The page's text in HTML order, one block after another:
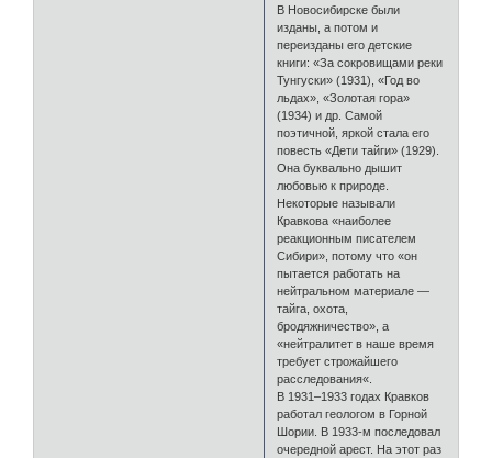
В Новосибирске были
изданы, а потом и
переизданы его детские
книги: «За сокровищами реки
Тунгуски» (1931), «Год во
льдах», «Золотая гора»
(1934) и др. Самой
поэтичной, яркой стала его
повесть «Дети тайги» (1929).
Она буквально дышит
любовью к природе.
Некоторые называли
Кравкова «наиболее
реакционным писателем
Сибири», потому что «он
пытается работать на
нейтральном материале —
тайга, охота,
бродяжничество», а
«нейтралитет в наше время
требует строжайшего
расследования«.
В 1931–1933 годах Кравков
работал геологом в Горной
Шории. В 1933-м последовал
очередной арест. На этот раз